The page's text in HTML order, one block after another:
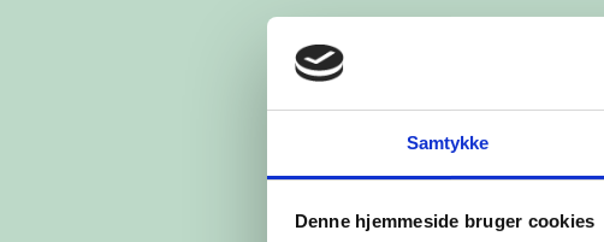
Samtykke
Denne hjemmeside bruger cookies